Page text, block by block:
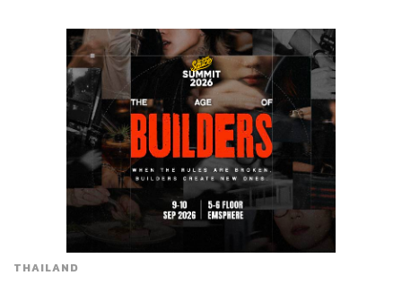
THAILAND